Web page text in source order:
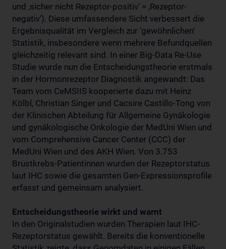
und ‚sicher nicht Rezeptor-positiv‘ = ‚Rezeptor-
negativ‘). Diese umfassendere Sicht verbessert die
Ergebnisqualität im Vergleich zur ’gewöhnlichen‘
Statistik, insbesondere wenn mehrere Befundquellen
gleichzeitig relevant sind. In einer Big-Data Re-Use
Studie wurde nun die Entscheidungstheorie erstmals
in der Hormonrezeptor Diagnostik angewandt: Das
Team vom CeMSIIS kooperierte dazu mit Heinz
Kölbl, Christian Singer und Cacsire Castillo-Tong von
der Klinischen Abteilung für Allgemeine Gynäkologie
und gynäkologische Onkologie der MedUni Wien und
vom Comprehensive Cancer Center (CCC) der
MedUni Wien und des AKH Wien. Von 3.753
Brustkrebs-Patientinnen wurden der Rezeptorstatus
laut IHC sowie die gesamten Gen-Expressionsprofile
erfasst und gemeinsam analysiert.
Entscheidungstheorie wirkt und warnt
In den Originalstudien wurden Therapien laut IHC-
Rezeptorstatus gewählt. Bereits die konventionelle